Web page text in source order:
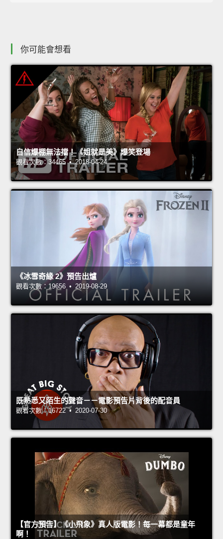
你可能會想看
自信爆棚無法擋！《姐就是美》爆笑登場
觀看次數：34465 • 2018-04-24
《冰雪奇緣 2》預告出爐
觀看次數：19656 • 2019-08-29
既熟悉又陌生的聲音－－電影預告片背後的配音員
觀看次數：16722 • 2020-07-30
【官方預告】《小飛象》真人版電影！每一幕都是童年
啊！